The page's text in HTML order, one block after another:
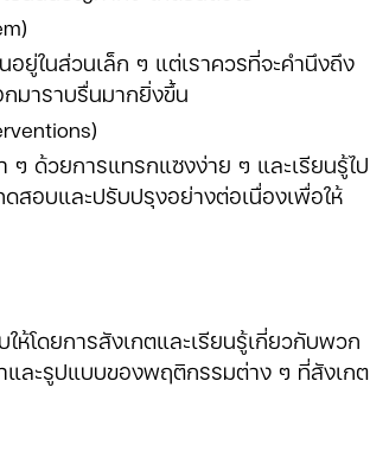
ในส่วนเล็ก ๆ แต่เราควรที่จะคำนึงถึง
มาราบรื่นมากยิ่งขึ้น
ด้วยการแทรกแซงง่าย ๆ และเรียนรู้ไป
อบและปรับปรุงอย่างต่อเนื่องเพื่อให้
ห้โดยการสังเกตและเรียนรู้เกี่ยวกับพวก
และรูปแบบของพฤติกรรมต่าง ๆ ที่สังเกต